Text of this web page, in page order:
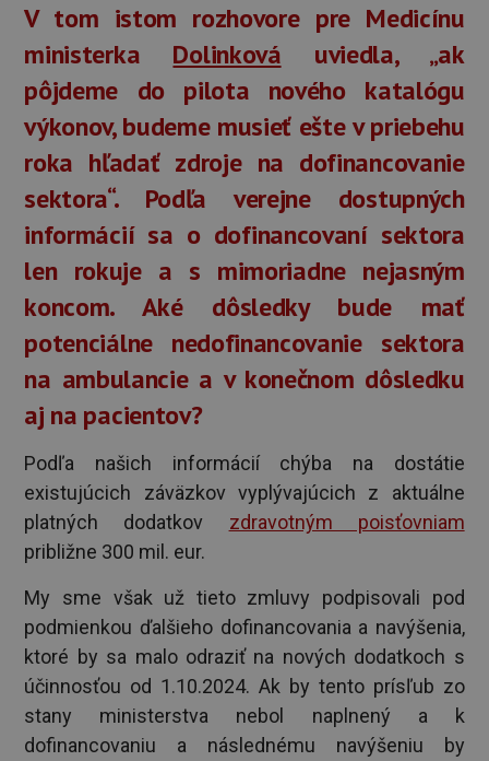
V tom istom rozhovore pre Medicínu
ministerka Dolinková uviedla, „ak
pôjdeme do pilota nového katalógu
výkonov, budeme musieť ešte v priebehu
roka hľadať zdroje na dofinancovanie
sektora“. Podľa verejne dostupných
informácií sa o dofinancovaní sektora
len rokuje a s mimoriadne nejasným
koncom. Aké dôsledky bude mať
potenciálne nedofinancovanie sektora
na ambulancie a v konečnom dôsledku
aj na pacientov?
Podľa našich informácií chýba na dostátie
existujúcich záväzkov vyplývajúcich z aktuálne
platných dodatkov zdravotným poisťovniam
približne 300 mil. eur.
My sme však už tieto zmluvy podpisovali pod
podmienkou ďalšieho dofinancovania a navýšenia,
ktoré by sa malo odraziť na nových dodatkoch s
účinnosťou od 1.10.2024. Ak by tento prísľub zo
stany ministerstva nebol naplnený a k
dofinancovaniu a následnému navýšeniu by